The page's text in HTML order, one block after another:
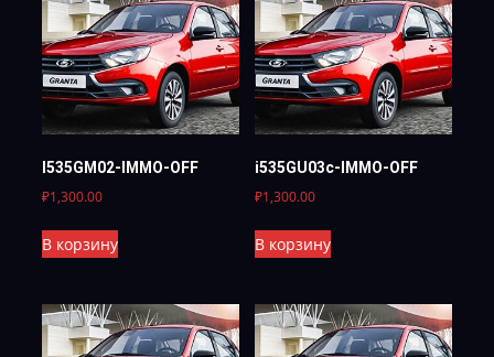
I535GM02-IMMO-OFF
₽1,300.00
В корзину
i535GU03c-IMMO-OFF
₽1,300.00
В корзину